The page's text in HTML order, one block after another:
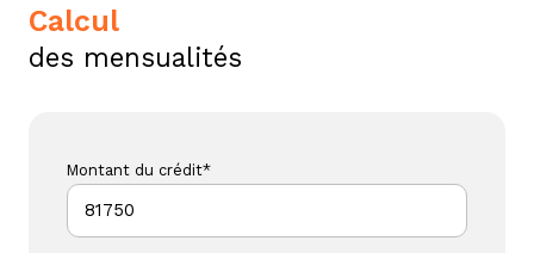
calcul
des mensualités
Montant du crédit*